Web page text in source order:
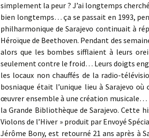
simplement la peur ? J’ai longtemps
bien longtemps… ça se passait en 1993,
philharmonique de Sarajevo continuait à
Héroïque de Beethoven. Pendant des
alors que les bombes sifflaient à leurs
seulement contre le froid… Leurs doigts
les locaux non chauffés de la radio-
bosniaque était l’unique lieu à Sarajevo
œuvrer ensemble à une création
la Grande Bibliothèque de Sarajevo. Cette
Violons de l’Hiver » produit par Envoyé
Jérôme Bony, est retourné 21 ans après à